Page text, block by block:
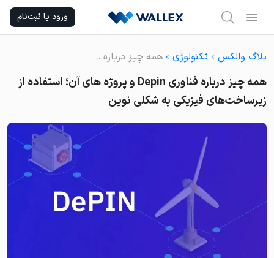
content
ورود یا ثبت‌نام
بلاگ والکس تکنولوژی همه چیز درباره فناوری Depin و پروژه های آن؛ استفاده از زیرساخت‌های فیزیکی به شکلی نوین
همه چیز درباره فناوری Depin و پروژه های آن؛ استفاده از
زیرساخت‌های فیزیکی به شکلی نوین